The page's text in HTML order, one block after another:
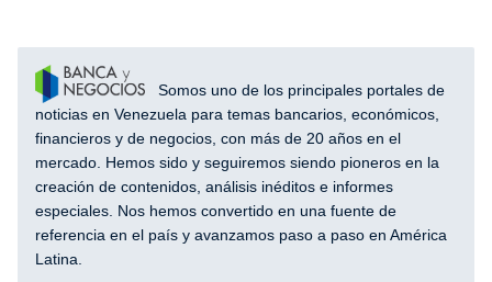
Somos uno de los principales portales de
noticias en Venezuela para temas bancarios, económicos,
financieros y de negocios, con más de 20 años en el
mercado. Hemos sido y seguiremos siendo pioneros en la
creación de contenidos, análisis inéditos e informes
especiales. Nos hemos convertido en una fuente de
referencia en el país y avanzamos paso a paso en América
Latina.